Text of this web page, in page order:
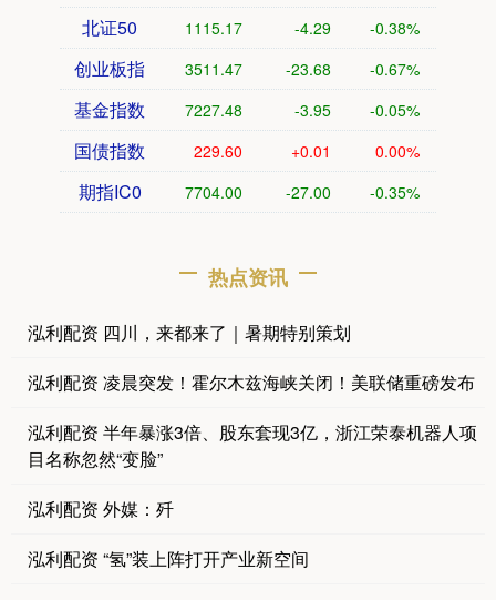
北证50 1115.17 -4.29 -0.38%
创业板指 3511.47 -23.68 -0.67%
基金指数 7227.48 -3.95 -0.05%
国债指数 229.60 +0.01 0.00%
期指IC0 7704.00 -27.00 -0.35%
热点资讯
泓利配资 四川，来都来了｜暑期特别策划
泓利配资 凌晨突发！霍尔木兹海峡关闭！美联储重磅发布
泓利配资 半年暴涨3倍、股东套现3亿，浙江荣泰机器人项
目名称忽然“变脸”
泓利配资 外媒：歼
泓利配资 “氢”装上阵打开产业新空间